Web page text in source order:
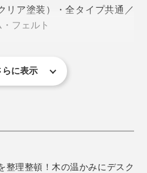
小物入れ。
リア塗装）・全タイプ共通／
フェルト
らに表示
整理整頓！木の温かみにデスク